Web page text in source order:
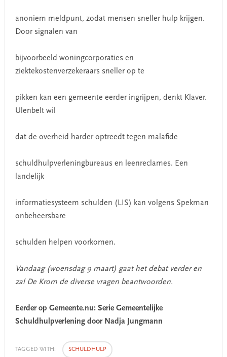
anoniem meldpunt, zodat mensen sneller hulp krijgen.
Door signalen van
bijvoorbeeld woningcorporaties en
ziektekostenverzekeraars sneller op te
pikken kan een gemeente eerder ingrijpen, denkt Klaver.
Ulenbelt wil
dat de overheid harder optreedt tegen malafide
schuldhulpverleningbureaus en leenreclames. Een
landelijk
informatiesysteem schulden (LIS) kan volgens Spekman
onbeheersbare
schulden helpen voorkomen.
Vandaag (woensdag 9 maart) gaat het debat verder en
zal De Krom de diverse vragen beantwoorden.
Eerder op Gemeente.nu: Serie Gemeentelijke
Schuldhulpverlening door Nadja Jungmann
TAGGED WITH: SCHULDHULP